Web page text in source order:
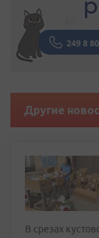
Другие
В срезах